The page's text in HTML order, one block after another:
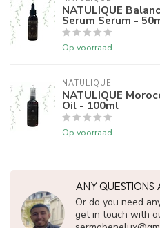
NATULIQUE
Serum Serum -
Op voorraad
NATULIQUE
NATULIQUE
Oil - 100ml
Op voorraad
ANY QUESTIONS
Or do you need
get in touch with